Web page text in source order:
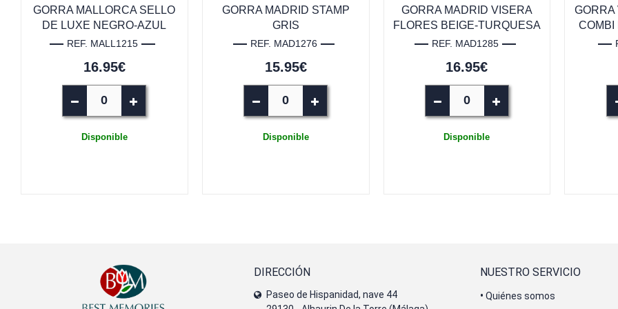
GORRA MALLORCA SELLO
DE LUXE NEGRO-AZUL
REF. MALL1215
16.95€
Disponible
GORRA MADRID STAMP
GRIS
REF. MAD1276
15.95€
Disponible
GORRA MADRID VISERA
FLORES BEIGE-TURQUESA
REF. MAD1285
16.95€
Disponible
GORRA
COMBI
DIRECCIÓN
Paseo de Hispanidad, nave 44
NUESTRO SERVICIO
• Quiénes somos